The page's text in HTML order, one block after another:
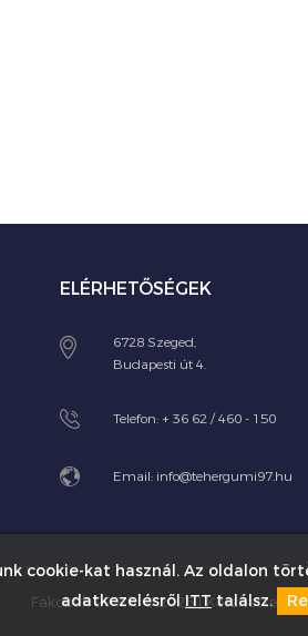
ELÉRHETŐSÉGEK
6728 Szeged,
Budapesti út 4.
Telefon: + 36 62 / 460 - 150
Email: info@tehergumi97.hu
Fakobak 97 Kft © 2026 | Készítette:
cookie-kat használ. Az oldalon
adatkezelésrőlITTtalálsz.